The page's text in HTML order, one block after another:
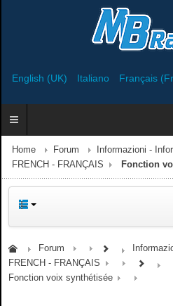
English (UK) Italiano Français
Home Forum
Informazioni -
FRENCH - FRANÇAIS
Fonction
Forum
FRENCH - FRANÇAIS
Fonction voix synthétisée